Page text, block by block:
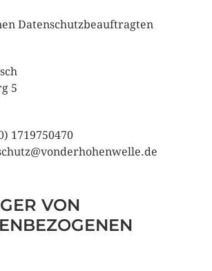
Datenschutzbeauftragten
5
1719750470
VON